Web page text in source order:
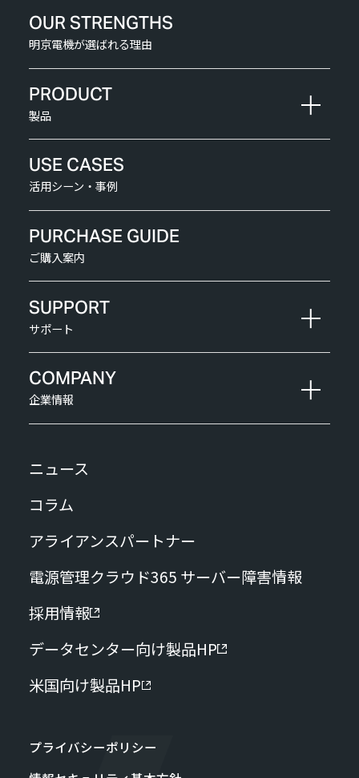
OUR STRENGTHS
明京電機が選ばれる理由
PRODUCT
製品
USE CASES
活用シーン・事例
PURCHASE GUIDE
ご購入案内
SUPPORT
サポート
COMPANY
企業情報
ニュース
コラム
アライアンスパートナー
電源管理クラウド365 サーバー障害情報
採用情報
データセンター向け製品HP
米国向け製品HP
プライバシーポリシー